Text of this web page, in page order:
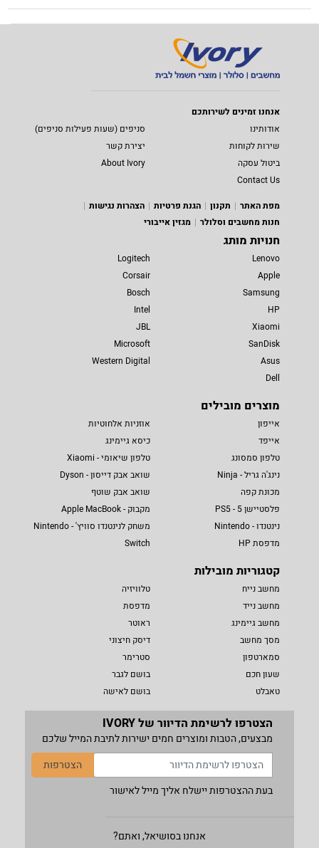
אנחנו זמינים לשירותכם
אודותינו
סניפים (שעות פעילות סניפים)
שירות לקוחות
יצירת קשר
ביטול עסקה
About Ivory
Contact Us
מפת האתר
תקנון הגנת פרטיות
הצהרות נגישות
חנות מחשבים וסלולר
מגזין אייבורי
חנויות מותג
Lenovo
Apple
Samsung
HP
Xiaomi
SanDisk
Asus
Dell
Logitech
Corsair
Bosch
Intel
JBL
Microsoft
Western Digital
מוצרים מובילים
אייפון
אייפד
טלפון סמסונג
נינג'ה גריל - Ninja
מכונת קפה
פלסטיישן 5 - PS5
נינטנדו - Nintendo
מדפסת HP
אוזניות אלחוטיות
כיסא גיימינג
טלפון שיאומי - Xiaomi
שואב אבק דייסון - Dyson
שואב אבק שוטף
מקבוק - Apple MacBook
משחק לנינטנדו סוויץ' - Nintendo
Switch
קטגוריות מובילות
מחשב נייח
מחשב נייד
מחשב גיימינג
מסך מחשב
סמארטפון
שעון חכם
טאבלט
טלוויזיה
מדפסת
ראוטר
דיסק חיצוני
סטרימר
בושם לגבר
בושם לאישה
הצטרפו לרשימת הדיוור של IVORY
מבצעים, הטבות ומוצרים חמים ישירות לתיבת המייל שלכם
הצטרפות
בעת ההצטרפות יישלח אליך מייל לאישור
אנחנו בסושיאל, ואתם?